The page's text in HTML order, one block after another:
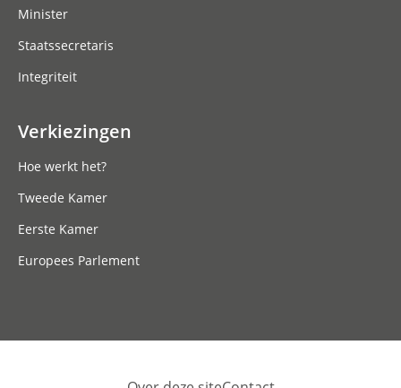
Minister
Staatssecretaris
Integriteit
Verkiezingen
Hoe werkt het?
Tweede Kamer
Eerste Kamer
Europees Parlement